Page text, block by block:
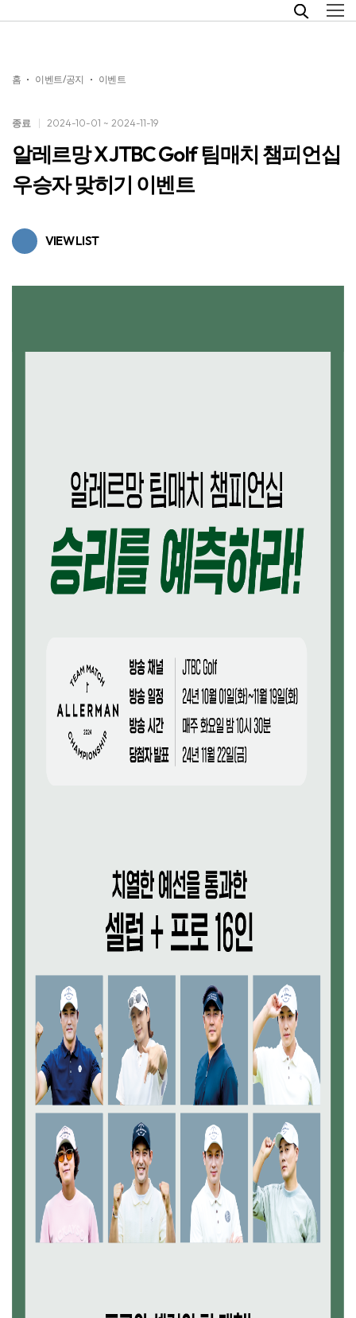
홈 이벤트/공지 이벤트
종료 2024-10-01 ~ 2024-11-19
알레르망 X JTBC Golf 팀매치 챔피언십
우승자 맞히기 이벤트
VIEW LIST